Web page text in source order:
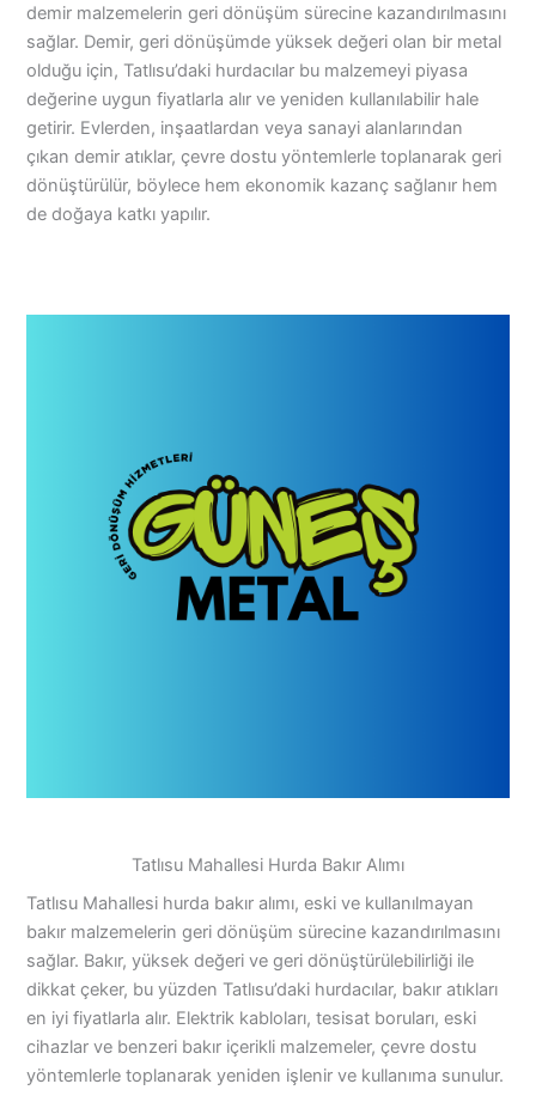
demir malzemelerin geri dönüşüm sürecine kazandırılmasını
sağlar. Demir, geri dönüşümde yüksek değeri olan bir metal
olduğu için, Tatlısu’daki hurdacılar bu malzemeyi piyasa
değerine uygun fiyatlarla alır ve yeniden kullanılabilir hale
getirir. Evlerden, inşaatlardan veya sanayi alanlarından
çıkan demir atıklar, çevre dostu yöntemlerle toplanarak geri
dönüştürülür, böylece hem ekonomik kazanç sağlanır hem
de doğaya katkı yapılır.
Tatlısu Mahallesi Hurda Bakır Alımı
Tatlısu Mahallesi hurda bakır alımı, eski ve kullanılmayan
bakır malzemelerin geri dönüşüm sürecine kazandırılmasını
sağlar. Bakır, yüksek değeri ve geri dönüştürülebilirliği ile
dikkat çeker, bu yüzden Tatlısu’daki hurdacılar, bakır atıkları
en iyi fiyatlarla alır. Elektrik kabloları, tesisat boruları, eski
cihazlar ve benzeri bakır içerikli malzemeler, çevre dostu
yöntemlerle toplanarak yeniden işlenir ve kullanıma sunulur.